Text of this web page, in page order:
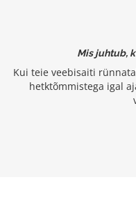
Mis juhtub,
Kui teie veebisaiti
hetktõmmistega igal